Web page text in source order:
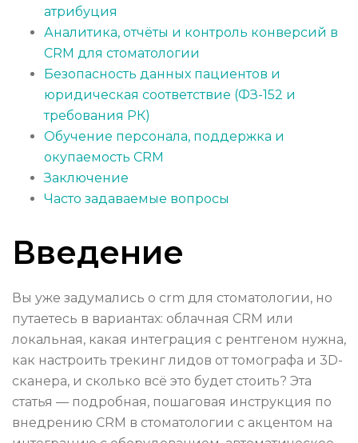
атрибуция
Аналитика, отчёты и контроль конверсий в
CRM для стоматологии
Безопасность данных пациентов и
юридическая соответствие (ФЗ-152 и
требования РК)
Обучение персонала, поддержка и
окупаемость CRM
Заключение
Часто задаваемые вопросы
Введение
Вы уже задумались о crm для стоматологии, но
путаетесь в вариантах: облачная CRM или
локальная, какая интеграция с рентгеном нужна,
как настроить трекинг лидов от томографа и 3D-
сканера, и сколько всё это будет стоить? Эта
статья — подробная, пошаговая инструкция по
внедрению CRM в стоматологии с акцентом на